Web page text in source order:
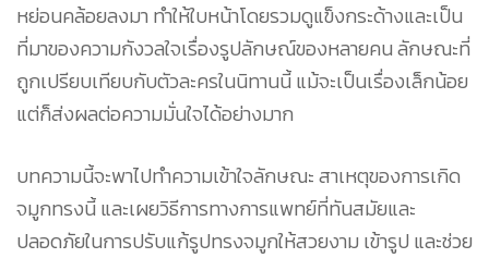
หย่อนคล้อยลงมา ทำให้ใบหน้าโดยรวมดูแข็งกระด้างและเป็น
ที่มาของความกังวลใจเรื่องรูปลักษณ์ของหลายคน ลักษณะที่
ถูกเปรียบเทียบกับตัวละครในนิทานนี้ แม้จะเป็นเรื่องเล็กน้อย
แต่ก็ส่งผลต่อความมั่นใจได้อย่างมาก
บทความนี้จะพาไปทำความเข้าใจลักษณะ สาเหตุของการเกิด
จมูกทรงนี้ และเผยวิธีการทางการแพทย์ที่ทันสมัยและ
ปลอดภัยในการปรับแก้รูปทรงจมูกให้สวยงาม เข้ารูป และช่วย